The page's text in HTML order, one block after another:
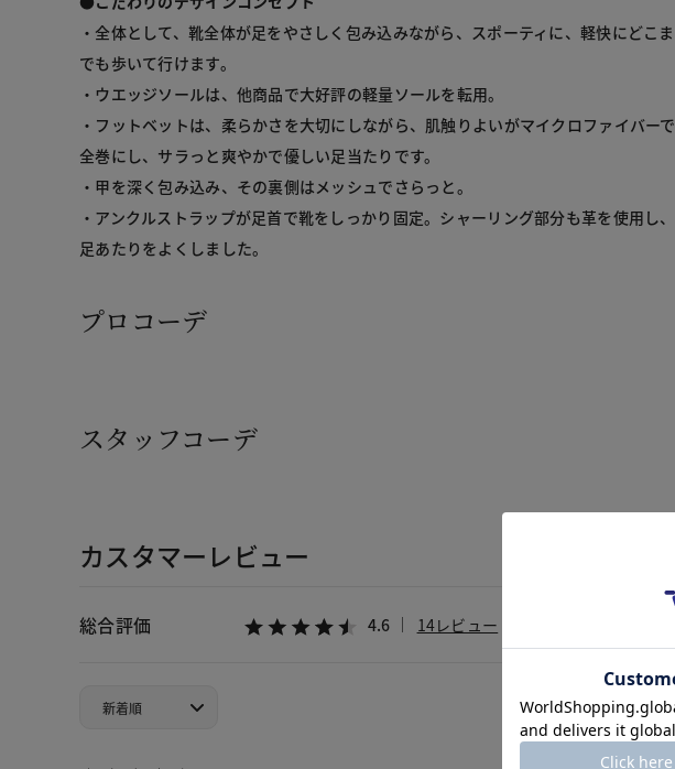
・全体として、靴全体が足をやさしく包み込みながら、スポーティに、軽快にどこま
でも歩いて行けます。
・ウエッジソールは、他商品で大好評の軽量ソールを転用。
・フットベットは、柔らかさを大切にしながら、肌触りよいがマイクロファイバーで
全巻にし、サラっと爽やかで優しい足当たりです。
・甲を深く包み込み、その裏側はメッシュでさらっと。
・アンクルストラップが足首で靴をしっかり固定。シャーリング部分も革を使用し、
足あたりをよくしました。
プロコーデ
スタッフコーデ
カスタマーレビュー
総合評価 4.6 14レビュー